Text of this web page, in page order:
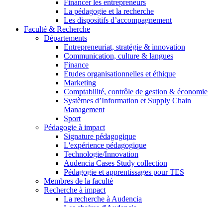
Financer les entrepreneurs
La pédagogie et la recherche
Les dispositifs d’accompagnement
Faculté & Recherche
Départements
Entrepreneuriat, stratégie & innovation
Communication, culture & langues
Finance
Études organisationnelles et éthique
Marketing
Comptabilité, contrôle de gestion & économie
Systèmes d’Information et Supply Chain
Management
Sport
Pédagogie à impact
Signature pédagogique
L'expérience pédagogique
Technologie/Innovation
Audencia Cases Study collection
Pédagogie et apprentissages pour TES
Membres de la faculté
Recherche à impact
La recherche à Audencia